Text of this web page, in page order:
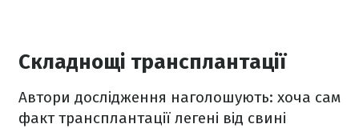
Складнощі трансплантації
Автори дослідження наголошують: хоча сам
факт трансплантації легені від свині